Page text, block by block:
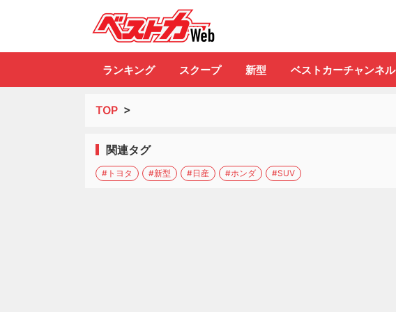
ランキング スクープ 新型 ベストカーチャンネル
TOP >
関連タグ
#トヨタ #新型 #日産 #ホンダ #SUV